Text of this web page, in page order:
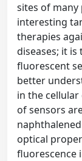
sites of many
interesting
therapies
diseases; it
fluorescent
better
in the
of sensors
optical
fluorescence